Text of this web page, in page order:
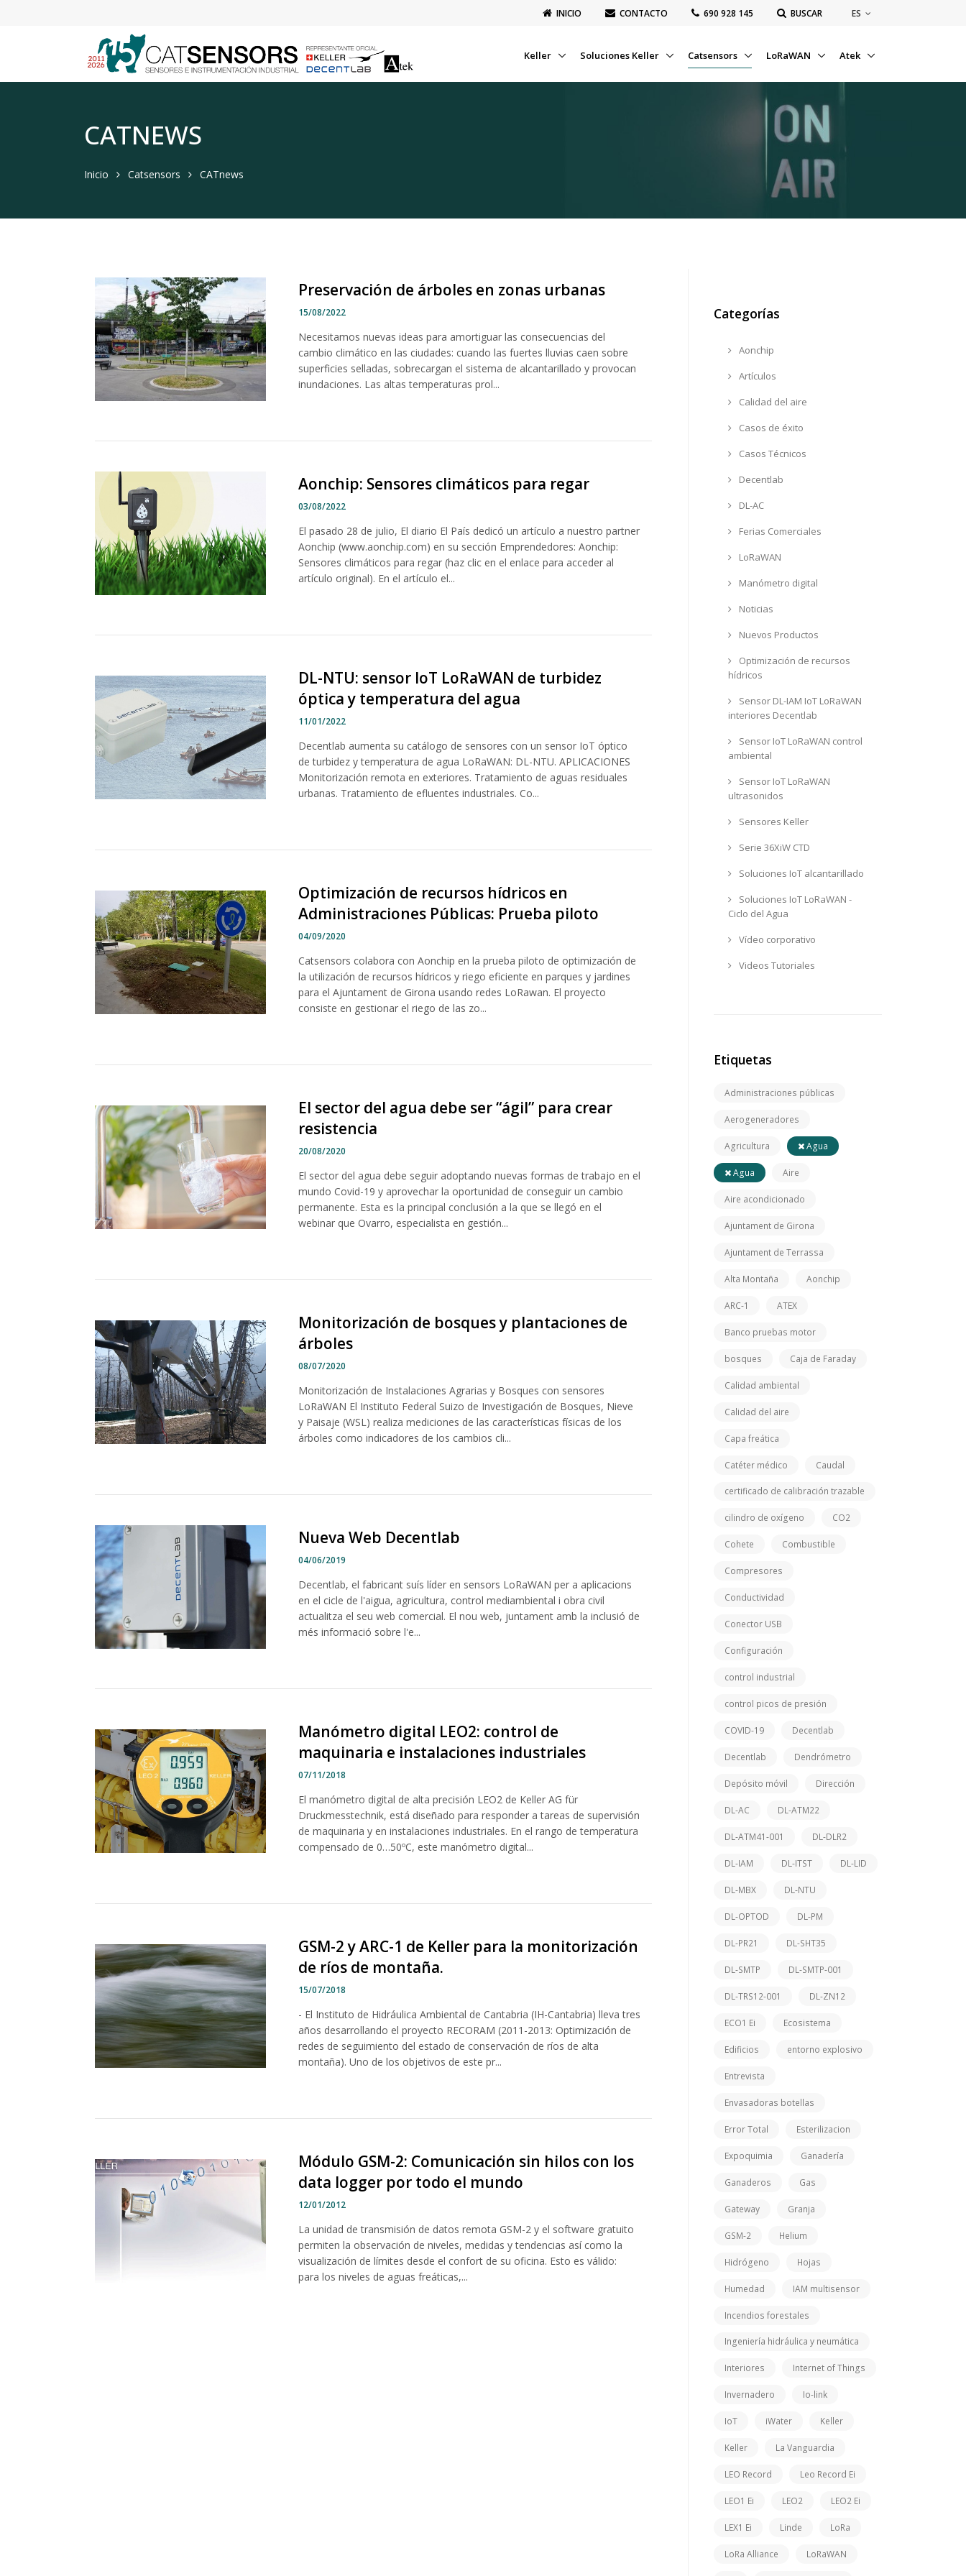
INICIO CONTACTO ‭690 928 145‬ BUSCAR ES
Keller Soluciones Keller Catsensors LoRaWAN Atek
CATNEWS
Inicio Catsensors CATnews
Preservación de árboles en zonas urbanas
15/08/2022
Necesitamos nuevas ideas para amortiguar las consecuencias del
cambio climático en las ciudades: cuando las fuertes lluvias caen sobre
superficies selladas, sobrecargan el sistema de alcantarillado y provocan
inundaciones. Las altas temperaturas prol...
Aonchip: Sensores climáticos para regar
03/08/2022
El pasado 28 de julio, El diario El País dedicó un artículo a nuestro partner
Aonchip (www.aonchip.com) en su sección Emprendedores: Aonchip:
Sensores climáticos para regar (haz clic en el enlace para acceder al
artículo original). En el artículo el...
DL-NTU: sensor IoT LoRaWAN de turbidez
óptica y temperatura del agua
11/01/2022
Decentlab aumenta su catálogo de sensores con un sensor IoT óptico
de turbidez y temperatura de agua LoRaWAN: DL-NTU. APLICACIONES
Monitorización remota en exteriores. Tratamiento de aguas residuales
urbanas. Tratamiento de efluentes industriales. Co...
Optimización de recursos hídricos en
Administraciones Públicas: Prueba piloto
04/09/2020
Catsensors colabora con Aonchip en la prueba piloto de optimización de
la utilización de recursos hídricos y riego eficiente en parques y jardines
para el Ajuntament de Girona usando redes LoRawan. El proyecto
consiste en gestionar el riego de las zo...
El sector del agua debe ser “ágil” para crear
resistencia
20/08/2020
El sector del agua debe seguir adoptando nuevas formas de trabajo en el
mundo Covid-19 y aprovechar la oportunidad de conseguir un cambio
permanente. Esta es la principal conclusión a la que se llegó en el
webinar que Ovarro, especialista en gestión...
Monitorización de bosques y plantaciones de
árboles
08/07/2020
Monitorización de Instalaciones Agrarias y Bosques con sensores
LoRaWAN El Instituto Federal Suizo de Investigación de Bosques, Nieve
y Paisaje (WSL) realiza mediciones de las características físicas de los
árboles como indicadores de los cambios cli...
Nueva Web Decentlab
04/06/2019
Decentlab, el fabricant suís líder en sensors LoRaWAN per a aplicacions
en el cicle de l'aigua, agricultura, control mediambiental i obra civil
actualitza el seu web comercial. El nou web, juntament amb la inclusió de
més informació sobre l'e...
Manómetro digital LEO2: control de
maquinaria e instalaciones industriales
07/11/2018
El manómetro digital de alta precisión LEO2 de Keller AG für
Druckmesstechnik, está diseñado para responder a tareas de supervisión
de maquinaria y en instalaciones industriales. En el rango de temperatura
compensado de 0…50ºC, este manómetro digital...
GSM-2 y ARC-1 de Keller para la monitorización
de ríos de montaña.
15/07/2018
- El Instituto de Hidráulica Ambiental de Cantabria (IH-Cantabria) lleva tres
años desarrollando el proyecto RECORAM (2011-2013: Optimización de
redes de seguimiento del estado de conservación de ríos de alta
montaña). Uno de los objetivos de este pr...
Módulo GSM-2: Comunicación sin hilos con los
data logger por todo el mundo
12/01/2012
La unidad de transmisión de datos remota GSM-2 y el software gratuito
permiten la observación de niveles, medidas y tendencias así como la
visualización de límites desde el confort de su oficina. Esto es válido:
para los niveles de aguas freáticas,...
Categorías
Aonchip
Artículos
Calidad del aire
Casos de éxito
Casos Técnicos
Decentlab
DL-AC
Ferias Comerciales
LoRaWAN
Manómetro digital
Noticias
Nuevos Productos
Optimización de recursos
hídricos
Sensor DL-IAM IoT LoRaWAN
interiores Decentlab
Sensor IoT LoRaWAN control
ambiental
Sensor IoT LoRaWAN
ultrasonidos
Sensores Keller
Serie 36XiW CTD
Soluciones IoT alcantarillado
Soluciones IoT LoRaWAN -
Ciclo del Agua
Vídeo corporativo
Videos Tutoriales
Etiquetas
Administraciones públicas
Aerogeneradores
Agricultura Agua
Agua Aire
Aire acondicionado
Ajuntament de Girona
Ajuntament de Terrassa
Alta Montaña Aonchip
ARC-1 ATEX
Banco pruebas motor
bosques Caja de Faraday
Calidad ambiental
Calidad del aire
Capa freática
Catéter médico Caudal
certificado de calibración trazable
cilindro de oxígeno CO2
Cohete Combustible
Compresores
Conductividad
Conector USB
Configuración
control industrial
control picos de presión
COVID-19 Decentlab
Decentlab Dendrómetro
Depósito móvil Dirección
DL-AC DL-ATM22
DL-ATM41-001 DL-DLR2
DL-IAM DL-ITST DL-LID
DL-MBX DL-NTU
DL-OPTOD DL-PM
DL-PR21 DL-SHT35
DL-SMTP DL-SMTP-001
DL-TRS12-001 DL-ZN12
ECO1 Ei Ecosistema
Edificios entorno explosivo
Entrevista
Envasadoras botellas
Error Total Esterilizacion
Expoquimia Ganadería
Ganaderos Gas
Gateway Granja
GSM-2 Helium
Hidrógeno Hojas
Humedad IAM multisensor
Incendios forestales
Ingeniería hidráulica y neumática
Interiores Internet of Things
Invernadero Io-link
IoT iWater Keller
Keller La Vanguardia
LEO Record Leo Record Ei
LEO1 Ei LEO2 LEO2 Ei
LEX1 Ei Linde LoRa
LoRa Alliance LoRaWAN